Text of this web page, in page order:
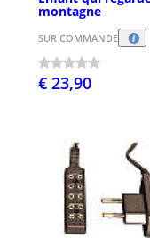
montagne
SUR COMMANDE
€ 23,90